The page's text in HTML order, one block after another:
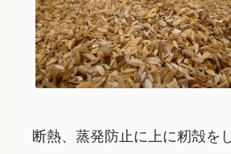
断熱、蒸発防止に上に籾殻を